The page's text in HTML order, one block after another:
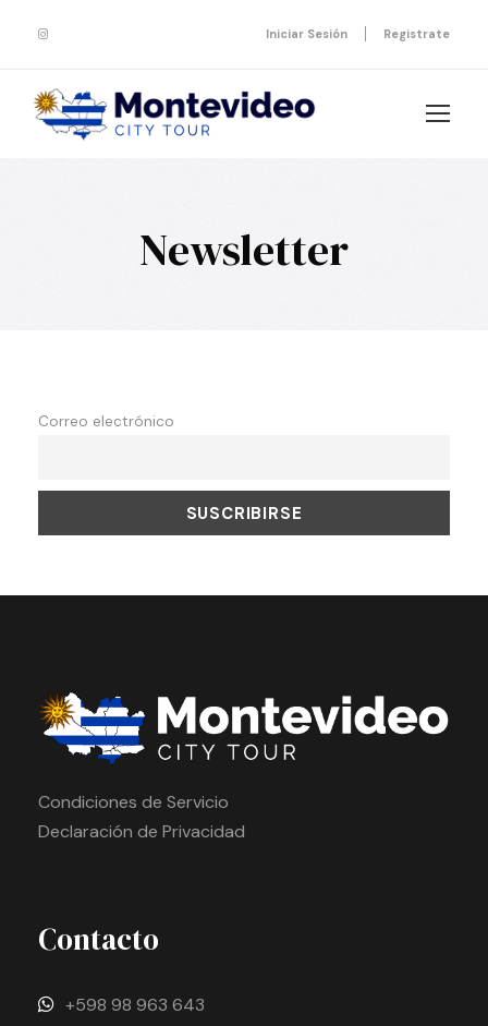
Iniciar Sesión Registrate
Newsletter
Correo electrónico
Condiciones de Servicio
Declaración de Privacidad
Contacto
+598 98 963 643